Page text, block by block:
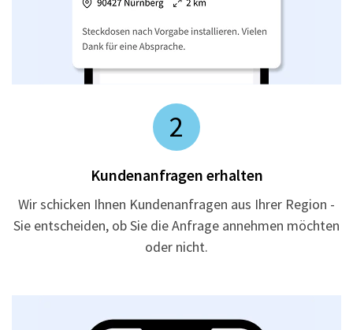
2
Kundenanfragen erhalten
Wir schicken Ihnen Kundenanfragen aus Ihrer Region -
Sie entscheiden, ob Sie die Anfrage annehmen möchten
oder nicht.